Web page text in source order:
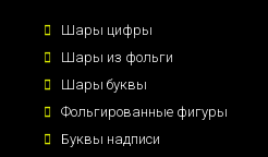
Шары цифры
Шары из фольги
Шары буквы
Фольгированные фигуры
Буквы надписи